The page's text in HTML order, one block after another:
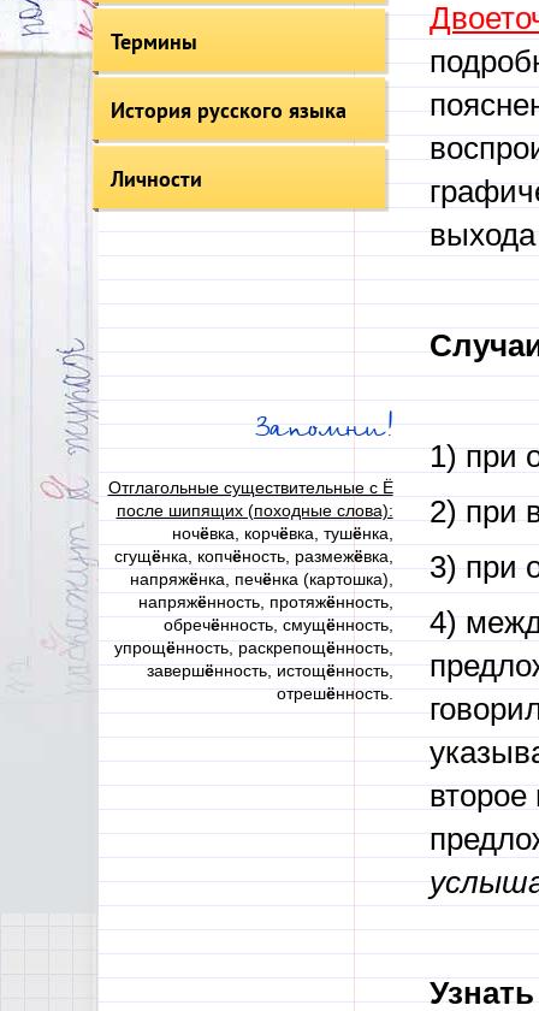
Термины
История русского языка
Личности
Запомни!
Отглагольные существительные с Ё
после шипящих (походные слова):
ночёвка, корчёвка, тушёнка,
сгущёнка, копчёность, размежёвка,
напряжёнка, печёнка (картошка),
напряжённость, протяжённость,
обречённость, смущённость,
упрощённость, раскрепощённость,
завершённость, истощённость,
отрешённость.
выхода
1) при
2) при
3) при
4)